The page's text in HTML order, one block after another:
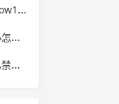
应
办